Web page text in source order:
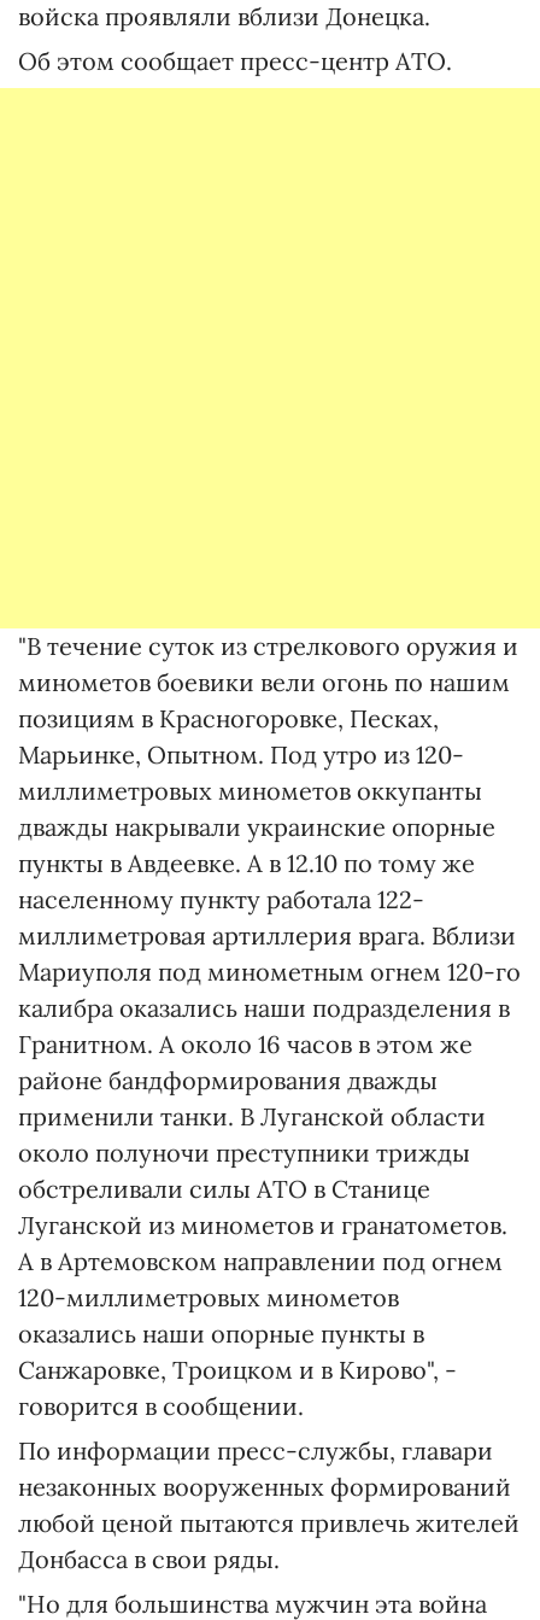
войска проявляли вблизи Донецка.
Об этом сообщает пресс-центр АТО.
"В течение суток из стрелкового оружия и
минометов боевики вели огонь по нашим
позициям в Красногоровке, Песках,
Марьинке, Опытном. Под утро из 120-
миллиметровых минометов оккупанты
дважды накрывали украинские опорные
пункты в Авдеевке. А в 12.10 по тому же
населенному пункту работала 122-
миллиметровая артиллерия врага. Вблизи
Мариуполя под минометным огнем 120-го
калибра оказались наши подразделения в
Гранитном. А около 16 часов в этом же
районе бандформирования дважды
применили танки. В Луганской области
около полуночи преступники трижды
обстреливали силы АТО в Станице
Луганской из минометов и гранатометов.
А в Артемовском направлении под огнем
120-миллиметровых минометов
оказались наши опорные пункты в
Санжаровке, Троицком и в Кирово", -
говорится в сообщении.
По информации пресс-службы, главари
незаконных вооруженных формирований
любой ценой пытаются привлечь жителей
Донбасса в свои ряды.
"Но для большинства мужчин эта война